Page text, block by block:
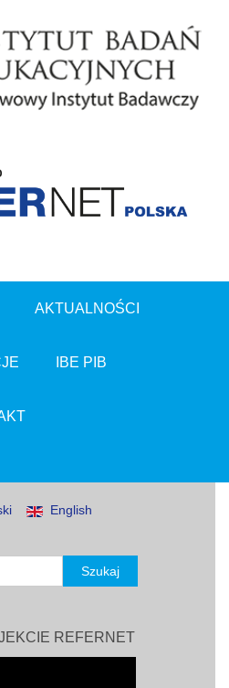
AKTUALNOŚCI
IBE PIB
English
REFERNET